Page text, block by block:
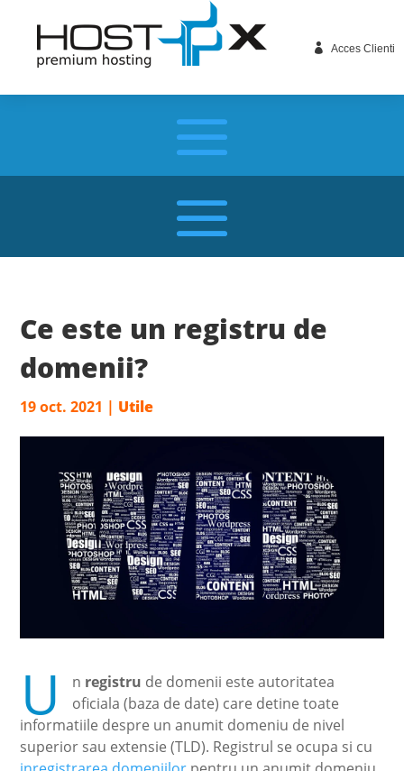
 Acces Clienti
Ce este un registru de
domenii?
19 oct. 2021 | Utile
U n registru de domenii este autoritatea
oficiala (baza de date) care detine toate
informatiile despre un anumit domeniu de nivel
superior sau extensie (TLD). Registrul se ocupa si cu